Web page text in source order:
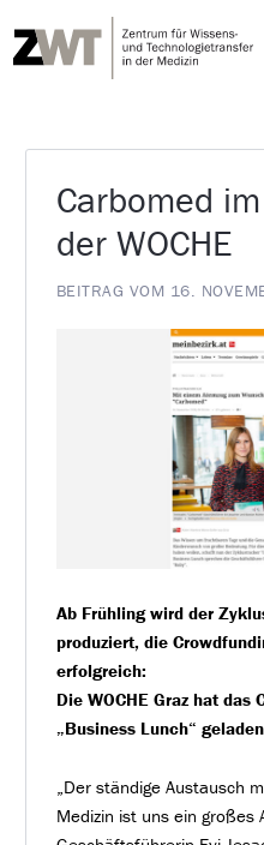
Carbomed
der WOCHE
BEITRAG VOM 16.
Ab Frühling wird der
produziert, die
erfolgreich:
Die WOCHE Graz hat das
„Business Lunch“
„Der ständige Austausch
Medizin ist uns ein großes